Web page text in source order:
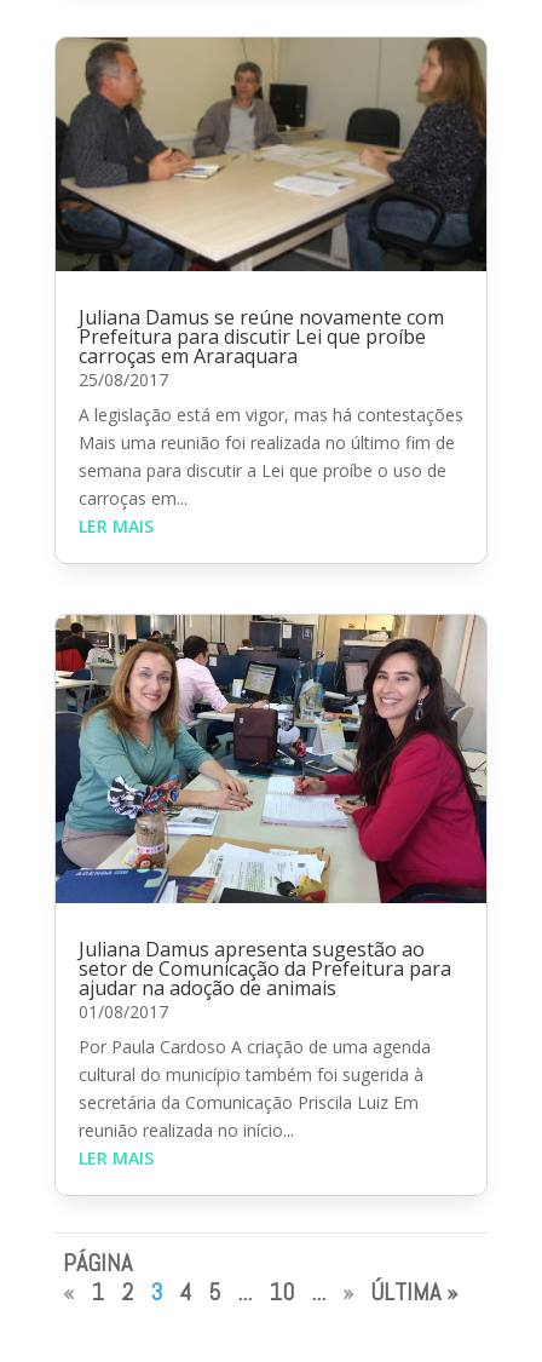
Juliana Damus se reúne novamente com
Prefeitura para discutir Lei que proíbe
carroças em Araraquara
25/08/2017
A legislação está em vigor, mas há contestações
Mais uma reunião foi realizada no último fim de
semana para discutir a Lei que proíbe o uso de
carroças em...
LER MAIS
Juliana Damus apresenta sugestão ao
setor de Comunicação da Prefeitura para
ajudar na adoção de animais
01/08/2017
Por Paula Cardoso A criação de uma agenda
cultural do município também foi sugerida à
secretária da Comunicação Priscila Luiz Em
reunião realizada no início...
LER MAIS
PÁGINA
«
1 2 3 4 5 ... 10 ... » ÚLTIMA »